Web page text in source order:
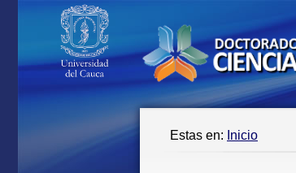
Estas en: Inicio